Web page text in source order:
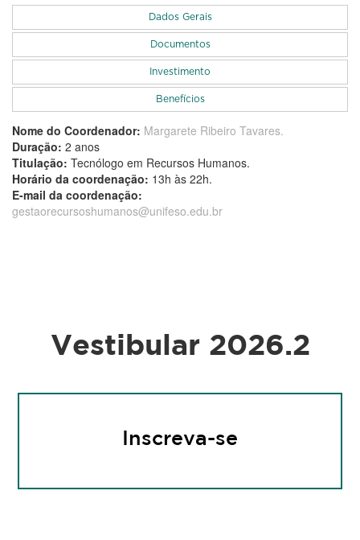
Curso Superior
de Tecnologia
Dados Gerais
Documentos
Investimento
Benefícios
Nome do Coordenador: Margarete Ribeiro Tavares.
Duração: 2 anos
Titulação: Tecnólogo em Recursos Humanos.
Horário da coordenação: 13h às 22h.
E-mail da coordenação:
gestaorecursoshumanos@unifeso.edu.br
Vestibular 2026.2
Inscreva-se